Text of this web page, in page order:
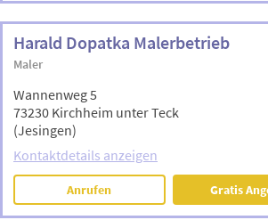
Harald Dopatka Malerbetrieb
Maler
Wannenweg 5
73230 Kirchheim unter Teck
(Jesingen)
Kontaktdetails anzeigen
Anrufen Gratis